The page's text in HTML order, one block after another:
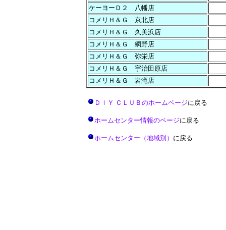
ケーヨーＤ２ 八幡店
コメリＨ＆Ｇ 京北店
コメリＨ＆Ｇ 久美浜店
コメリＨ＆Ｇ 網野店
コメリＨ＆Ｇ 弥栄店
コメリＨ＆Ｇ 宇治田原店
コメリＨ＆Ｇ 岩滝店
ＤＩＹ ＣＬＵＢのホームページに戻る
ホームセンター情報のページに戻る
ホームセンター（地域別） に戻る